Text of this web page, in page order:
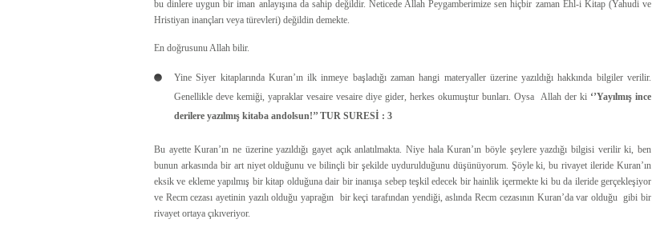
bu dinlere uygun bir iman anlayışına da sahip değildir. Neticede Allah Peygamberimize sen hiçbir zaman Ehl-i Kitap (Yahudi ve
Hristiyan inançları veya türevleri) değildin demekte.
En doğrusunu Allah bilir.
Yine Siyer kitaplarında Kuran’ın ilk inmeye başladığı zaman hangi materyaller üzerine yazıldığı hakkında bilgiler verilir.
Genellikle deve kemiği, yapraklar vesaire vesaire diye gider, herkes okumuştur bunları. Oysa Allah der ki ‘’Yayılmış ince
derilere yazılmış kitaba andolsun!’’ TUR SURESİ : 3
Bu ayette Kuran’ın ne üzerine yazıldığı gayet açık anlatılmakta. Niye hala Kuran’ın böyle şeylere yazdığı bilgisi verilir ki, ben
bunun arkasında bir art niyet olduğunu ve bilinçli bir şekilde uydurulduğunu düşünüyorum. Şöyle ki, bu rivayet ileride Kuran’ın
eksik ve ekleme yapılmış bir kitap olduğuna dair bir inanışa sebep teşkil edecek bir hainlik içermekte ki bu da ileride gerçekleşiyor
ve Recm cezası ayetinin yazılı olduğu yaprağın bir keçi tarafından yendiği, aslında Recm cezasının Kuran’da var olduğu gibi bir
rivayet ortaya çıkıveriyor.